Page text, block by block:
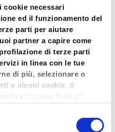
cookie necessari
ed il funzionamento del
parti per aiutare
partner a capire come
di terze parti
in linea con le tue
di più, selezionare o
o alcuni cookie, ti
di premere
allo zafferano
allo zafferano Un